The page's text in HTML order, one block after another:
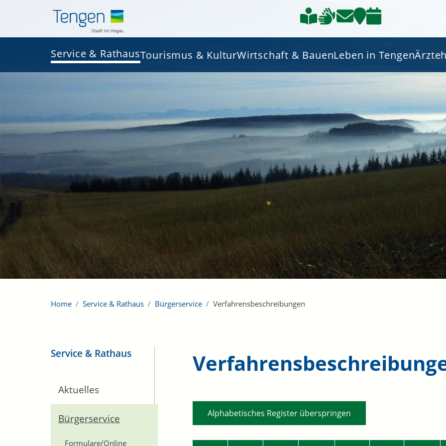
Service & RathausTourismus & KulturWirtschaft & BauenLeben in Tengen
Home Service & Rathaus Bürgerservice Verfahrensbeschreibungen
Service & Rathaus
Aktuelles
Bürgerservice
Formulare/Online
Alphabetisches Register überspringen